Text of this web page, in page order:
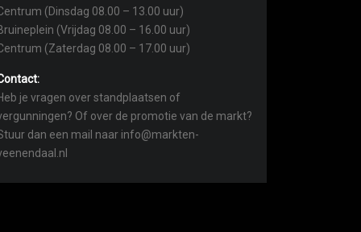
(Dinsdag 08.00 – 13.00 uur)
(Vrijdag 08.00 – 16.00 uur)
(Zaterdag 08.00 – 17.00 uur)
je vragen over standplaatsen of
Of over de promotie van de markt?
dan een mail naar info@markten-